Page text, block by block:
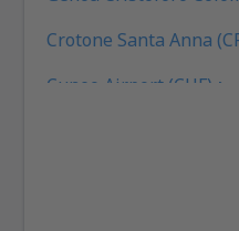
Crotone Santa Anna
Cuneo Airport (CUF)